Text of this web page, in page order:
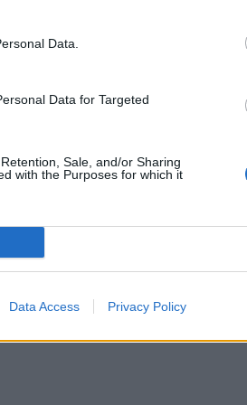
Data.
Data for Targeted
Sale, and/or Sharing
with the Purposes for which it
Data Access Privacy Policy
η χρήση νέων προϊόντων
πολλές φορές, «το
υψηλά τον πήχη
να γίνουμε «σημείο